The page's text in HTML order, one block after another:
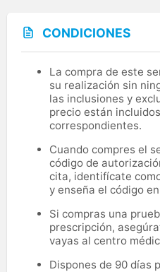
CONDICIONES
La compra de este
su realización sin
las inclusiones y
precio están
correspondientes.
Cuando compres el
código de
cita, identifícate
y enseña el código
Si compras una
prescripción,
vayas al centro
Dispones de 90 días